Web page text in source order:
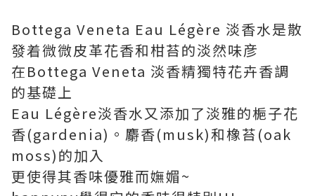
Bottega Veneta Eau Légère 淡香水是散
發着微微皮革花香和柑苔的淡然味彦
在Bottega Veneta 淡香精獨特花卉香調
的基礎上
Eau Légère淡香水又添加了淡雅的梔子花
香(gardenia)。麝香(musk)和橡苔(oak
moss)的加入
更使得其香味優雅而嫵媚~